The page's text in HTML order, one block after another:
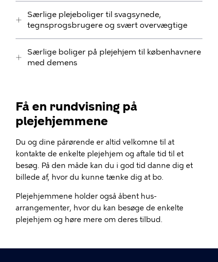
Særlige plejeboliger til svagsynede,
tegnsprogsbrugere og svært overvægtige
Særlige boliger på plejehjem til københavnere
med demens
Få en rundvisning på
plejehjemmene
Du og dine pårørende er altid velkomne til at
kontakte de enkelte plejehjem og aftale tid til et
besøg. På den måde kan du i god tid danne dig et
billede af, hvor du kunne tænke dig at bo.
Plejehjemmene holder også åbent hus-
arrangementer, hvor du kan besøge de enkelte
plejehjem og høre mere om deres tilbud.